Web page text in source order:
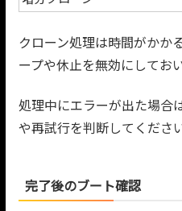
クローン処理は時間がかか
ープや休止を無効にしてお
処理中にエラーが出た場合
や再試行を判断してください
完了後のブート確認